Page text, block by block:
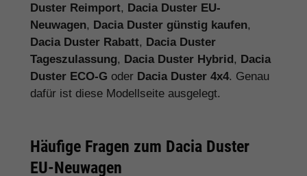
Duster Reimport, Dacia Duster EU-
Neuwagen, Dacia Duster günstig kaufen,
Dacia Duster Rabatt, Dacia Duster
Tageszulassung, Dacia Duster Hybrid, Dacia
Duster ECO-G oder Dacia Duster 4x4. Genau
dafür ist diese Modellseite ausgelegt.
Häufige Fragen zum Dacia Duster
EU-Neuwagen